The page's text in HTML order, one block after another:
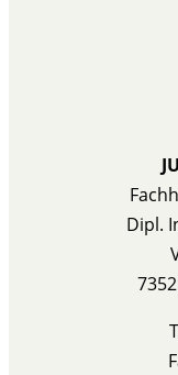
Dipl.